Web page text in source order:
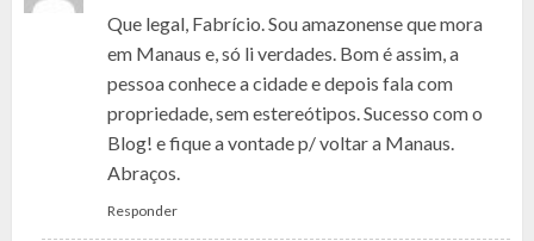
Que legal, Fabrício. Sou amazonense que mora
em Manaus e, só li verdades. Bom é assim, a
pessoa conhece a cidade e depois fala com
propriedade, sem estereótipos. Sucesso com o
Blog! e fique a vontade p/ voltar a Manaus.
Abraços.
Responder